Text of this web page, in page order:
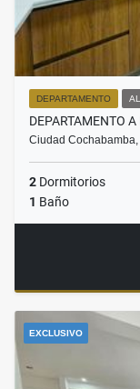
DEPARTAMENTO
DEPARTAMENTO
Ciudad
2 Dormitorios
1 Baño
EXCLUSIVO